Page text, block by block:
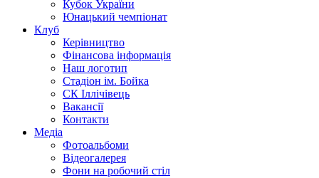
Кубок України
Юнацький чемпіонат
Клуб
Керівництво
Фінансова інформація
Наш логотип
Стадіон ім. Бойка
СК Іллічівець
Вакансії
Контакти
Медіа
Фотоальбоми
Відеогалерея
Фони на робочий стіл